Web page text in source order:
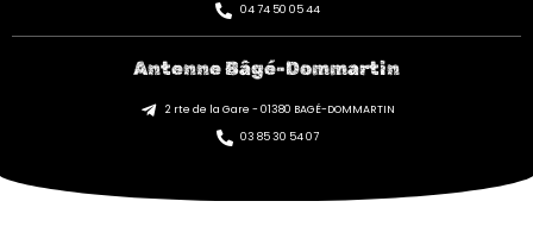
04 74 50 05 44
Antenne Bâgé-Dommartin
2 rte de la Gare - 01380 BAGÉ-DOMMARTIN
03 85 30 54 07